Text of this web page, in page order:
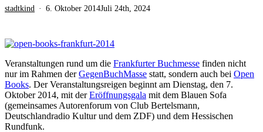
stadtkind 6. Oktober 2014Juli 24th, 2024
Veranstaltungen rund um die Frankfurter Buchmesse finden nicht
nur im Rahmen derGegenBuchMasse statt, sondern auch bei Open
Books. Der Veranstaltungsreigen beginnt am Dienstag, den 7.
Oktober 2014, mit derEröffnungsgala mit dem Blauen Sofa
(gemeinsames Autorenforum von Club Bertelsmann,
Deutschlandradio Kultur und dem ZDF) und dem Hessischen
Rundfunk.